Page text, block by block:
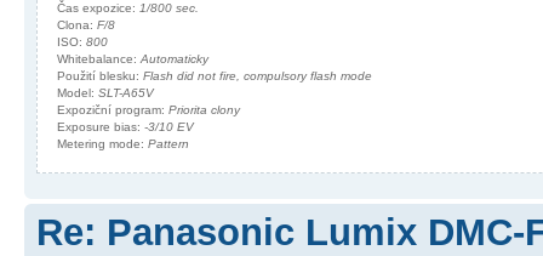
Čas expozice: 1/800 sec.
Clona: F/8
ISO: 800
Whitebalance:Automaticky
Použití blesku: Flash did not fire, compulsory flash mode
Model: SLT-A65V
Expoziční program: Priorita clony
Exposure bias: -3/10 EV
Metering mode: Pattern
Re: Panasonic Lumix DMC-